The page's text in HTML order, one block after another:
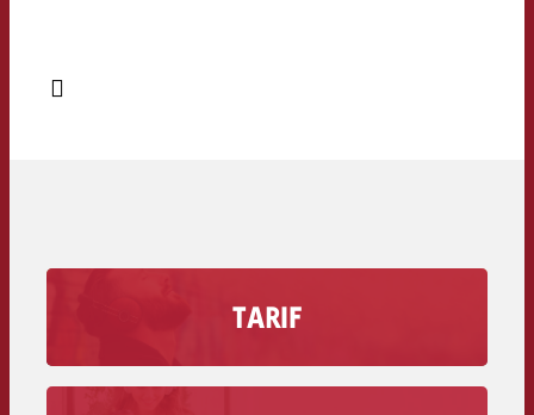
TARIF
Erfahre wie viel eine Werbesekunde auf
deinem Radiosender kostet inklusive dem
Rabattvolumen.